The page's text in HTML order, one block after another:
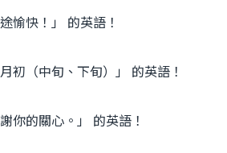
愉快！」 的英語！
初（中旬、下旬）」 的英語！
你的關心。」 的英語！